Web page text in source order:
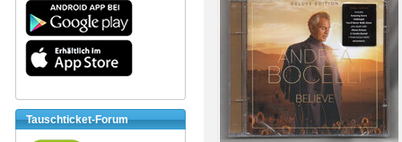
Tauschticket-Forum